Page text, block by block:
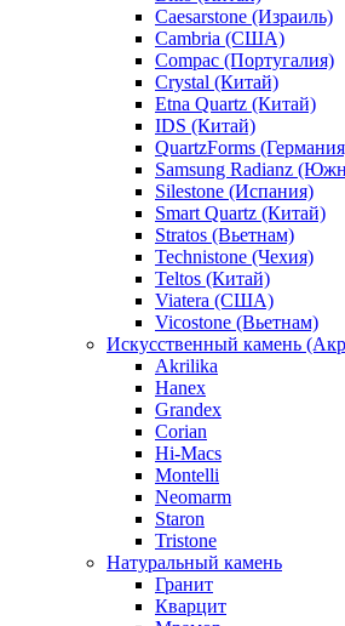
Caesarstone (Израиль)
Cambria (США)
Compac (Португалия)
Crystal (Китай)
Etna Quartz (Китай)
IDS (Китай)
QuartzForms
Samsung Radianz
Silestone (Испания)
Smart Quartz (Китай)
Stratos (Вьетнам)
Technistone (Чехия)
Teltos (Китай)
Viatera (США)
Vicostone (Вьетнам)
Искусственный камень
Akrilika
Hanex
Grandex
Corian
Hi-Macs
Montelli
Neomarm
Staron
Tristone
Натуральный камень
Гранит
Кварцит